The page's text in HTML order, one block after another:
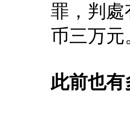
罪，判
币三万元
此前也